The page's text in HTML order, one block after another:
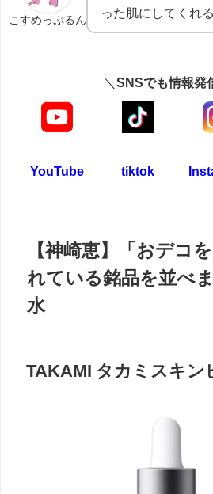
こすめっぷるん
った肌にしてくれ
＼ SNSでも情報発
YouTube tiktok
【神崎恵】「おデコ
れている銘品を並べ
水
TAKAMI タカミスキン